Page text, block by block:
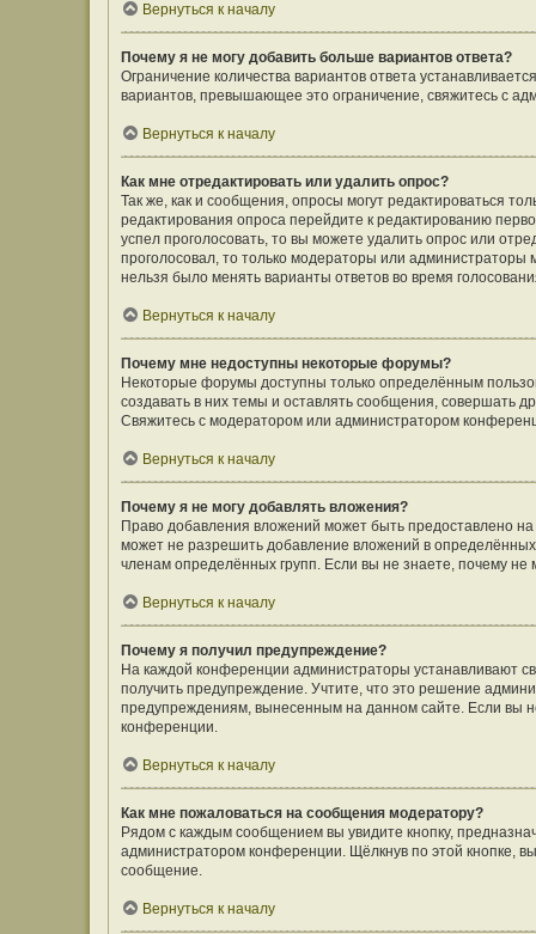
Вернуться к началу
Почему я не могу добавить больше вариантов ответа?
Ограничение количества вариантов ответа
вариантов, превышающее это ограничение, свяжитесь с
Вернуться к началу
Как мне отредактировать или удалить опрос?
Так же, как и сообщения, опросы могут редактироваться
редактирования опроса перейдите к редактированию
успел проголосовать, то вы можете удалить опрос или
проголосовал, то только модераторы или администраторы
нельзя было менять варианты ответов во время
Вернуться к началу
Почему мне недоступны некоторые форумы?
Некоторые форумы доступны только определённым
создавать в них темы и оставлять сообщения, совершать
Свяжитесь с модератором или администратором
Вернуться к началу
Почему я не могу добавлять вложения?
Право добавления вложений может быть предоставлено
может не разрешить добавление вложений в
членам определённых групп. Если вы не знаете, почему
Вернуться к началу
Почему я получил предупреждение?
На каждой конференции администраторы устанавливают
получить предупреждение. Учтите, что это решение
предупреждениям, вынесенным на данном сайте. Если вы
конференции.
Вернуться к началу
Как мне пожаловаться на сообщения модератору?
Рядом с каждым сообщением вы увидите кнопку,
администратором конференции. Щёлкнув по этой кнопке,
сообщение.
Вернуться к началу